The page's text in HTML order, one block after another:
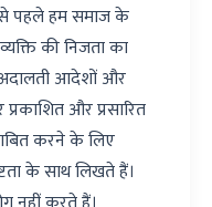
से पहले हम समाज के
की निजता का
आदेशों और
और प्रसारित
करने के लिए
के साथ लिखते हैं।